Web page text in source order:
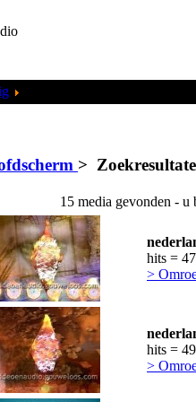
>
15 media gevonden - u
hits =
>
hits =
>